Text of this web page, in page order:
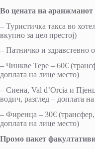
Во цената на аранжманот
– Туристичка такса во
вкупно за цел престој)
– Патничко и здравстевно
– Чинкве Тере – 60€
доплата на лице место)
– Сиена, Val d’Orcia и
водич, разглед – доплата
– Фиренца – 30€
доплата на лице место)
Промо пакет